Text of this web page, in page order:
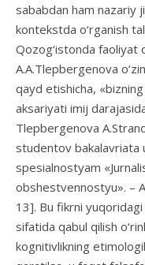
sababdan ham nazariy
kontekstda o‘rganish
Qozog‘istonda faoliyat
A.A.Tlepbergenova
qayd etishicha,
aksariyati imij
Tlepbergenova
studentov bakalavriata
spesialnostyam
obshestvennostyu». –
13]. Bu fikrni
sifatida qabul qilish
kognitivlikning